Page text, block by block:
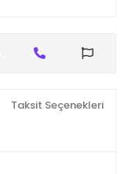
Taksit Seçenekleri